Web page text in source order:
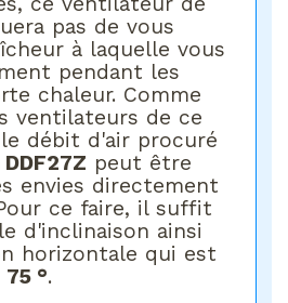
pas de vous
à laquelle vous
pendant les
chaleur. Comme
ventilateurs de ce
débit d'air procuré
peut être
envies directement
ce faire, il suffit
d'inclinaison ainsi
horizontale qui est
75 °.